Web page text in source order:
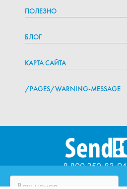
ПОЛЕЗНО
БЛОГ
КАРТА САЙТА
/PAGES/WARNING-MESSAGE
8 800 350-83-94